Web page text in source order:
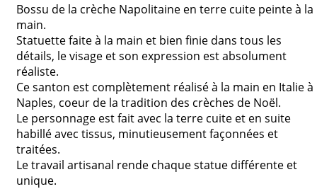
Bossu de la crèche Napolitaine en terre cuite peinte à la
main.
Statuette faite à la main et bien finie dans tous les
détails, le visage et son expression est absolument
réaliste.
Ce santon est complètement réalisé à la main en Italie à
Naples, coeur de la tradition des crèches de Noël.
Le personnage est fait avec la terre cuite et en suite
habillé avec tissus, minutieusement façonnées et
traitées.
Le travail artisanal rende chaque statue différente et
unique.